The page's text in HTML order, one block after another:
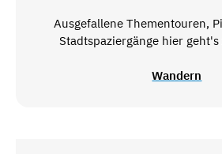
Ausgefallene Thementouren,
Stadtspaziergänge hier
Wandern